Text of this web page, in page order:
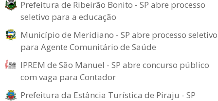
Prefeitura de Ribeirão Bonito - SP abre processo
seletivo para a educação
Município de Meridiano - SP abre processo seletivo
para Agente Comunitário de Saúde
IPREM de São Manuel - SP abre concurso público
com vaga para Contador
Prefeitura da Estância Turística de Piraju - SP